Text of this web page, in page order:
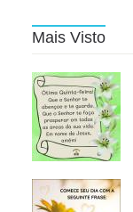
Mais Visto